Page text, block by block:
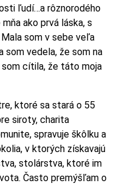
ľudí…a rôznorodého
ako prvá láska, s
som v sebe veľa
som vedela, že som na
cítila, že táto moja
ktoré sa stará o 55
siroty, charita
spravuje škôlku a
v ktorých získavajú
stolárstva, ktoré im
Často premýšľam o